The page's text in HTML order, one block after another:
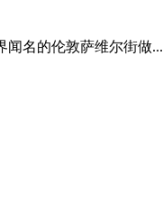
名的伦敦萨维尔街做...